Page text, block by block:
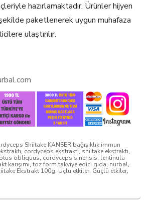
hazırlamaktadır. Ürünler hijyen
paketlenerek uygun muhafaza
ulaştırılır.
Shiitake KANSER bağışıklık immun
, cordyceps ekstraktı, shiitake ekstraktı,
obliquus, cordyceps sinensis, lentinula
karışımı, toz form takviye edici gıda, nurbal,
Ekstrakt 100g, Üçlü etkiler, Güçlü etkiler,